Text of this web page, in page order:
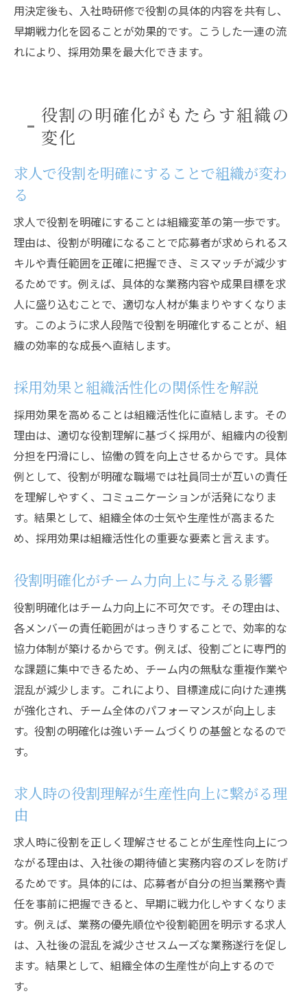
用決定後も、入社時研修で役割の具体的内容を共有し、
早期戦力化を図ることが効果的です。こうした一連の流
れにより、採用効果を最大化できます。
役割の明確化がもたらす組織の
変化
求人で役割を明確にすることで組織が変わ
る
求人で役割を明確にすることは組織変革の第一歩です。
理由は、役割が明確になることで応募者が求められるス
キルや責任範囲を正確に把握でき、ミスマッチが減少す
るためです。例えば、具体的な業務内容や成果目標を求
人に盛り込むことで、適切な人材が集まりやすくなりま
す。このように求人段階で役割を明確化することが、組
織の効率的な成長へ直結します。
採用効果と組織活性化の関係性を解説
採用効果を高めることは組織活性化に直結します。その
理由は、適切な役割理解に基づく採用が、組織内の役割
分担を円滑にし、協働の質を向上させるからです。具体
例として、役割が明確な職場では社員同士が互いの責任
を理解しやすく、コミュニケーションが活発になりま
す。結果として、組織全体の士気や生産性が高まるた
め、採用効果は組織活性化の重要な要素と言えます。
役割明確化がチーム力向上に与える影響
役割明確化はチーム力向上に不可欠です。その理由は、
各メンバーの責任範囲がはっきりすることで、効率的な
協力体制が築けるからです。例えば、役割ごとに専門的
な課題に集中できるため、チーム内の無駄な重複作業や
混乱が減少します。これにより、目標達成に向けた連携
が強化され、チーム全体のパフォーマンスが向上しま
す。役割の明確化は強いチームづくりの基盤となるので
す。
求人時の役割理解が生産性向上に繋がる理
由
求人時に役割を正しく理解させることが生産性向上につ
ながる理由は、入社後の期待値と実務内容のズレを防げ
るためです。具体的には、応募者が自分の担当業務や責
任を事前に把握できると、早期に戦力化しやすくなりま
す。例えば、業務の優先順位や役割範囲を明示する求人
は、入社後の混乱を減少させスムーズな業務遂行を促し
ます。結果として、組織全体の生産性が向上するので
す。